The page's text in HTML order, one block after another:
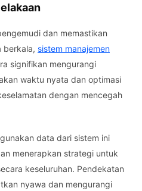
dan memastikan
berkala, sistem manajemen
signifikan mengurangi
waktu nyata dan optimasi
dengan mencegah
data dari sistem ini
menerapkan strategi untuk
keseluruhan. Pendekatan
nyawa dan mengurangi